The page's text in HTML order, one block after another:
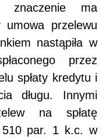
znaczenie ma
umowa przelewu
nastąpiła w
przez
spłaty kredytu i
długu. Innymi
na spłatę
510 par. 1 k.c. w